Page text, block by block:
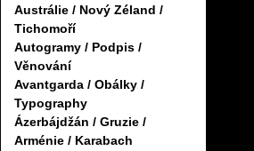
Austrálie / Nový Zéland /
Tichomoří
Autogramy / Podpis /
Věnování
Avantgarda / Obálky /
Typography
Ázerbájdžán / Gruzie /
Arménie / Karabach